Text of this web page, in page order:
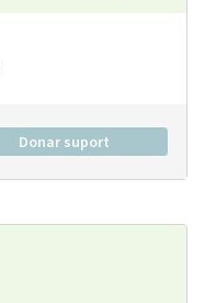
Donar suport